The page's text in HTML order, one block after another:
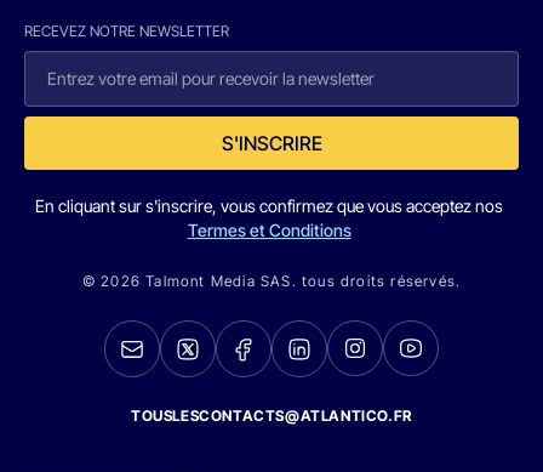
RECEVEZ NOTRE NEWSLETTER
S'INSCRIRE
En cliquant sur s'inscrire, vous confirmez que vous acceptez nos
Termes et Conditions
© 2026 Talmont Media SAS. tous droits réservés.
TOUSLESCONTACTS@ATLANTICO.FR